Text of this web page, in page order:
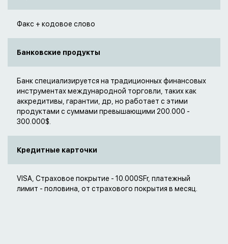
Факс + кодовое слово
Банковские продукты
Банк специализируется на традиционных финансовых
инструментах международной торговли, таких как
аккредитивы, гарантии, др, но работает с этими
продуктами с суммами превышающими 200.000 -
300.000$.
Кредитные карточки
VISA, Страховое покрытие - 10.000SFr, платежный
лимит - половина, от страхового покрытия в месяц.